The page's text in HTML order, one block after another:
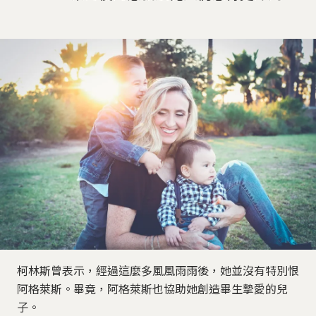
柯林斯曾表示，經過這麼多風風雨雨後，她並沒有特別恨
阿格萊斯。畢竟，阿格萊斯也協助她創造畢生摯愛的兒
子。